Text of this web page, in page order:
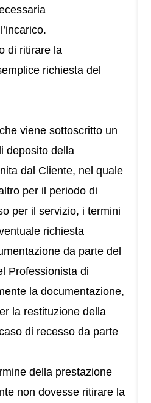
di ritirare la
richiesta del
viene sottoscritto un
deposito della
dal Cliente, nel quale
per il periodo di
per il servizio, i termini
richiesta
da parte del
Professionista di
la documentazione,
la restituzione della
di recesso da parte
della prestazione
non dovesse ritirare la